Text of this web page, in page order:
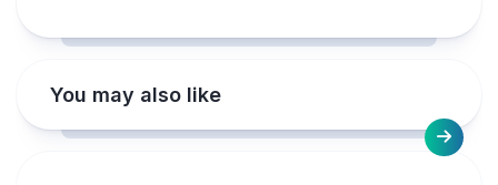
You may also like